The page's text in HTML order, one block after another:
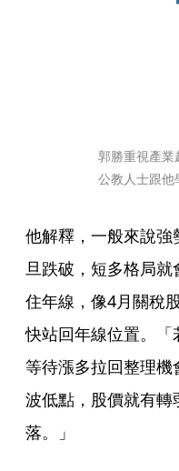
郭勝重視產業
公教人士跟他
他解釋，一般來說
旦跌破，短多格局
住年線，像4月關稅
快站回年線位置。
等待漲多拉回整理
波低點，股價就有
落。」